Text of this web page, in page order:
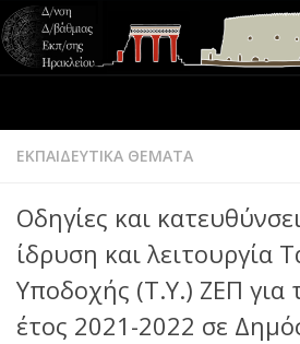
ΕΚΠΑΙΔΕΥΤΙΚΑ ΘΕΜΑΤΑ
Οδηγίες και
ίδρυση και λειτουργία
Υποδοχής (Τ.Υ.) ΖΕΠ για
έτος 2021-2022 σε